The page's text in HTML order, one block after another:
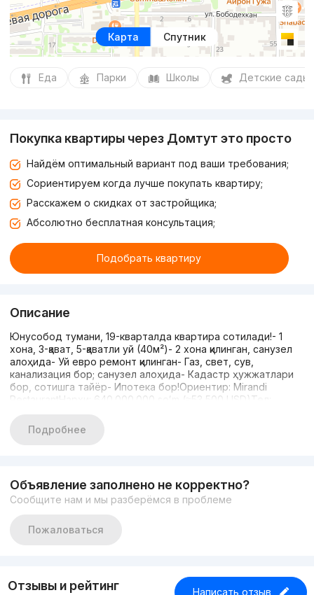
Карта Спутник
Еда Парки Школы Детские сады
Покупка квартиры через Домтут это просто
Найдём оптимальный вариант под ваши требования;
Сориентируем когда лучше покупать квартиру;
Расскажем о скидках от застройщика;
Абсолютно бесплатная консультация;
Подобрать квартиру
Описание
Юнусобод тумани, 19-кварталда квартира сотилади!- 1
хона, 3-қават, 5-қаватли уй (40м²)- 2 хона қилинган, санузел
алоҳида- Уй евро ремонт қилинган- Газ, свет, сув,
канализация бор; санузел алоҳида- Кадастр ҳужжатлари
бор, сотишга тайёр- Ипотека бор!Ориентир: Mirandi
RestaurantНархи: 640.000.000 soʻm (≈53 500 USD)Тел:
Подробнее
Объявление заполнено не корректно?
Сообщите нам и мы разберёмся в проблеме
Пожаловаться
Отзывы и рейтинг Написать отзыв